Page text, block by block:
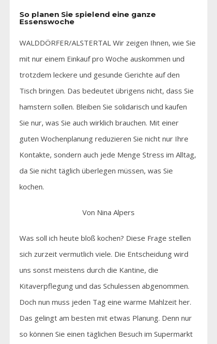
So planen Sie spielend eine ganze
Essenswoche
WALDDÖRFER/ALSTERTAL Wir zeigen Ihnen, wie Sie
mit nur einem Einkauf pro Woche auskommen und
trotzdem leckere und gesunde Gerichte auf den
Tisch bringen. Das bedeutet übrigens nicht, dass Sie
hamstern sollen. Bleiben Sie solidarisch und kaufen
Sie nur, was Sie auch wirklich brauchen. Mit einer
guten Wochenplanung reduzieren Sie nicht nur Ihre
Kontakte, sondern auch jede Menge Stress im Alltag,
da Sie nicht täglich überlegen müssen, was Sie
kochen.
Von Nina Alpers
Was soll ich heute bloß kochen? Diese Frage stellen
sich zurzeit vermutlich viele. Die Entscheidung wird
uns sonst meistens durch die Kantine, die
Kitaverpflegung und das Schulessen abgenommen.
Doch nun muss jeden Tag eine warme Mahlzeit her.
Das gelingt am besten mit etwas Planung. Denn nur
so können Sie einen täglichen Besuch im Supermarkt